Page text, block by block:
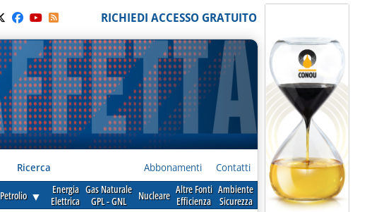
RICHIEDI ACCESSO GRATUITO
Ricerca Abbonamenti Contatti
Petrolio ▼
Energia
Elettrica
Gas Naturale
GPL - GNL
Nucleare Altre Fonti
Efficienza
Ambiente
Sicurezza